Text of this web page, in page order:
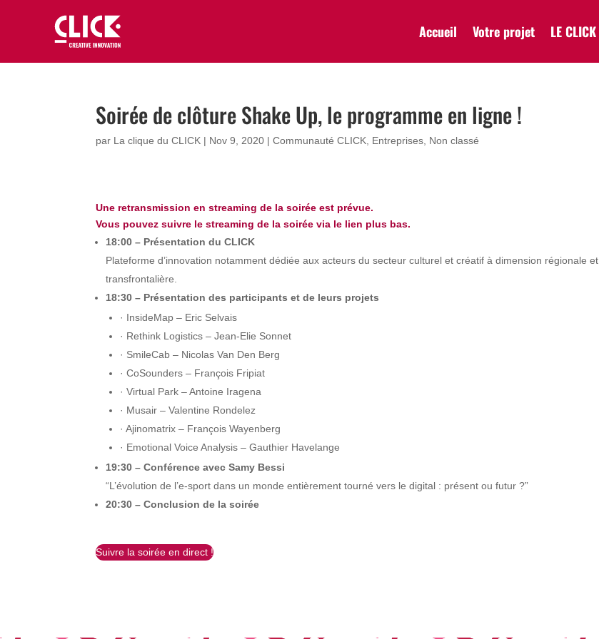
Accueil Votre projet LE CLICK
Soirée de clôture Shake Up, le programme en ligne !
par La clique du CLICK | Nov 9, 2020 |Communauté CLICK Entreprises Non classé
Une retransmission en streaming de la soirée est prévue.
Vous pouvez suivre le streaming de la soirée via le lien plus bas.
18:00 – Présentation du CLICK
Plateforme d’innovation notamment dédiée aux acteurs du secteur culturel et créatif à dimension régionale et
transfrontalière.
18:30 – Présentation des participants et de leurs projets
· InsideMap – Eric Selvais
· Rethink Logistics – Jean-Elie Sonnet
· SmileCab – Nicolas Van Den Berg
· CoSounders – François Fripiat
· Virtual Park – Antoine Iragena
· Musair – Valentine Rondelez
· Ajinomatrix – François Wayenberg
· Emotional Voice Analysis – Gauthier Havelange
19:30 – Conférence avec Samy Bessi
“L’évolution de l’e-sport dans un monde entièrement tourné vers le digital : présent ou futur ?”
20:30 – Conclusion de la soirée
Suivre la soirée en direct !